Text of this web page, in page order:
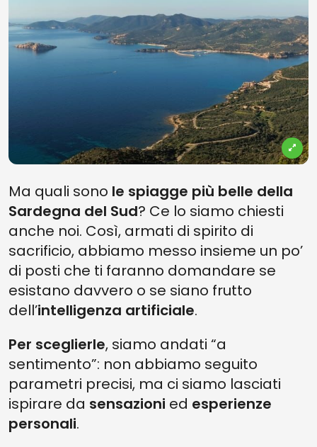
Ma quali sono le spiagge più belle della
Sardegna del Sud? Ce lo siamo chiesti
anche noi. Così, armati di spirito di
sacrificio, abbiamo messo insieme un po’
di posti che ti faranno domandare se
esistano davvero o se siano frutto
dell’intelligenza artificiale.
Per sceglierle, siamo andati “a
sentimento”: non abbiamo seguito
parametri precisi, ma ci siamo lasciati
ispirare da sensazioni ed esperienze
personali.